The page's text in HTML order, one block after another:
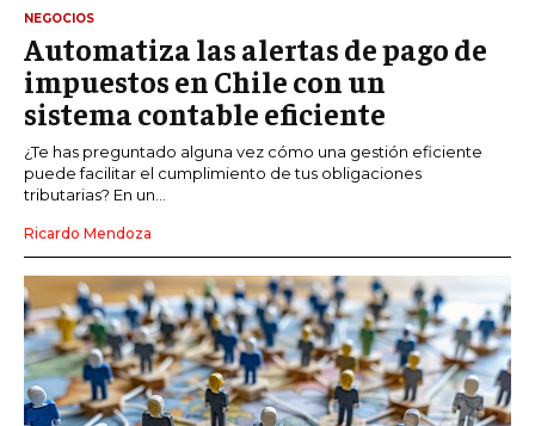
NEGOCIOS
Automatiza las alertas de pago de
impuestos en Chile con un
sistema contable eficiente
¿Te has preguntado alguna vez cómo una gestión eficiente
puede facilitar el cumplimiento de tus obligaciones
tributarias? En un...
Ricardo Mendoza